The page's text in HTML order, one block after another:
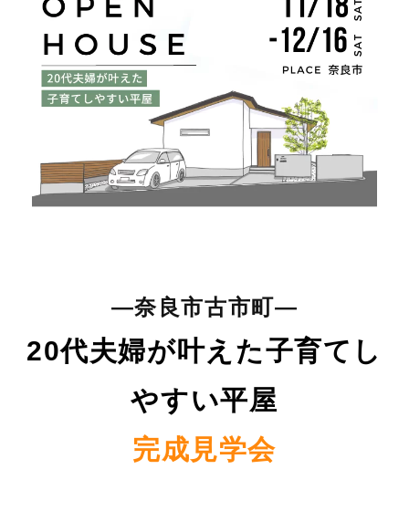
―奈良市古市町―
20代夫婦が叶えた子育てし
やすい平屋
完成見学会